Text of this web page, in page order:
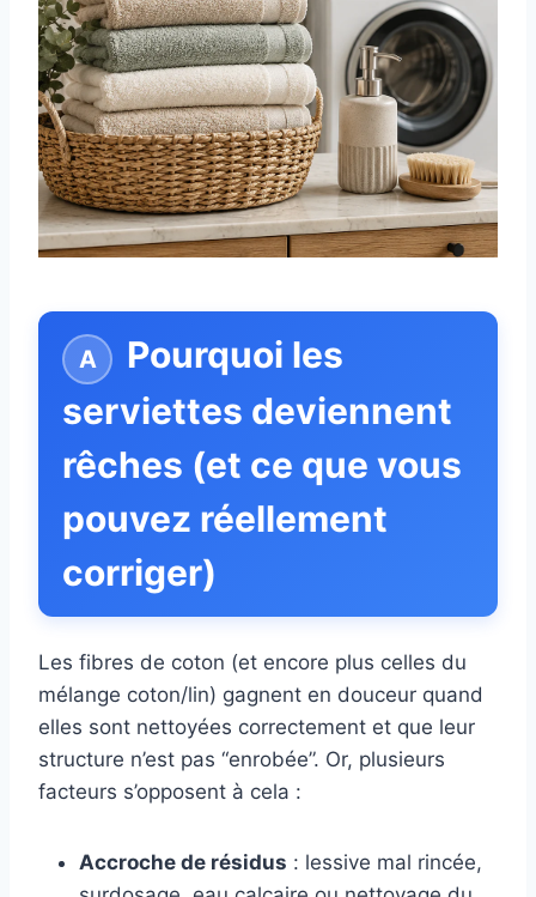
Pourquoi les
serviettes deviennent
rêches (et ce que vous
pouvez réellement
corriger)
Les fibres de coton (et encore plus celles du
mélange coton/lin) gagnent en douceur quand
elles sont nettoyées correctement et que leur
structure n’est pas “enrobée”. Or, plusieurs
facteurs s’opposent à cela :
Accroche de résidus : lessive mal rincée,